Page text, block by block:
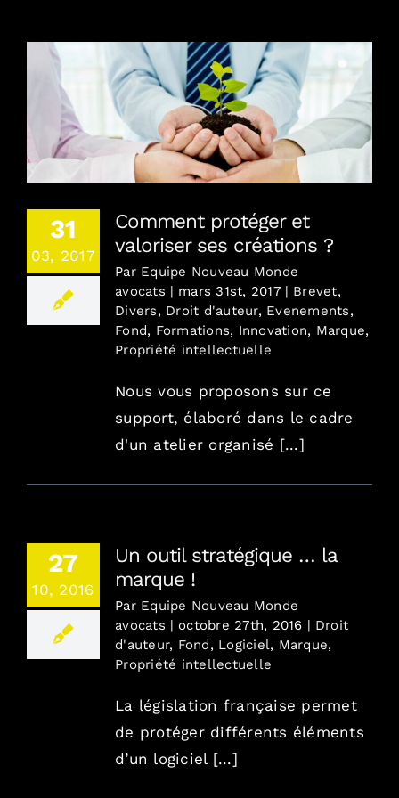
Combien / En toute transparence
Où / France, Europe, Monde
Contact
Blog
English version
Mentions Légales
Comment protéger et valoriser ses créations ?
31
03, 2017
Comment protéger et
valoriser ses créations ?
Par Equipe Nouveau Monde
avocats | mars 31st, 2017 | Brevet,
Divers, Droit d'auteur, Evenements,
Fond, Formations, Innovation, Marque,
Propriété intellectuelle
Nous vous proposons sur ce
support, élaboré dans le cadre
d'un atelier organisé [...]
27
10, 2016
Un outil stratégique … la
marque !
Par Equipe Nouveau Monde
avocats | octobre 27th, 2016 | Droit
d'auteur, Fond, Logiciel, Marque,
Propriété intellectuelle
La législation française permet
de protéger différents éléments
d’un logiciel [...]